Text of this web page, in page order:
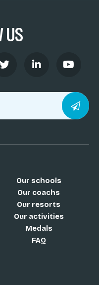
US
Our schools
Our coachs
Our resorts
Our activities
Medals
FAQ